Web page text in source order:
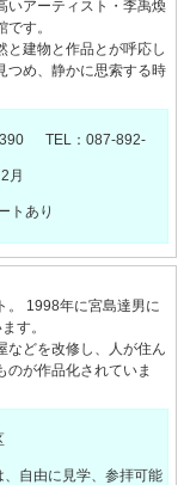
いアーティスト・李禹煥
す。
と建物と作品とが呼応し
つめ、静かに思索する時
TEL：087-892-
月
トあり
。 1998年に宮島達男に
す。
などを改修し、人が住ん
のが作品化されていま
自由に見学、参拝可能